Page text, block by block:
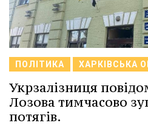
ПОЛІТИКА ХАРКІВСЬКА
Укрзалізниця
Лозова тимчасово
потягів.